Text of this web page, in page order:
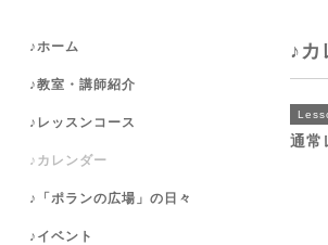
♪カ
通常
♪ホーム
♪教室・講師紹介
♪レッスンコース
♪カレンダー
♪「ポランの広場」の日々
♪イベント